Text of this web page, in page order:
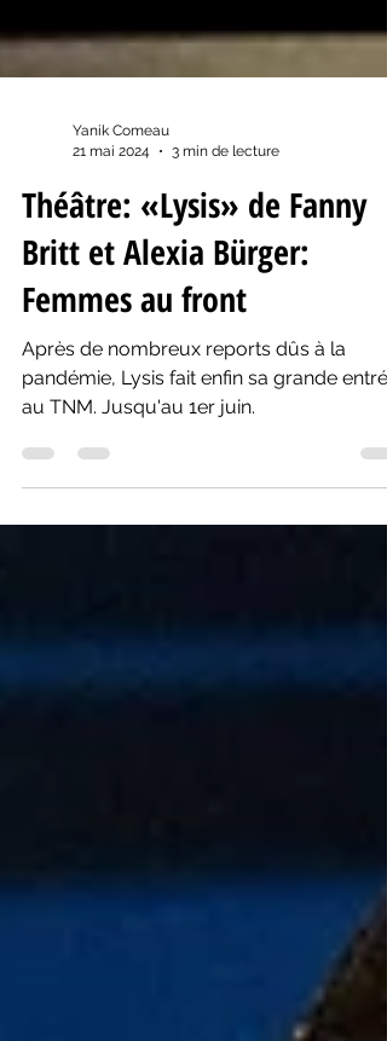
Yanik Comeau
21 mai 2024
3 min de lecture
Théâtre: «Lysis» de Fanny
Britt et Alexia Bürger:
Femmes au front
Après de nombreux reports dûs à la
pandémie, Lysis fait enfin sa grande entrée